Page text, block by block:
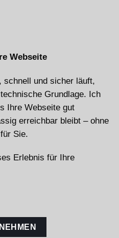
Webseite
schnell und sicher läuft,
Grundlage. Ich
Ihre Webseite gut
erreichbar bleibt – ohne
Sie.
Erlebnis für Ihre